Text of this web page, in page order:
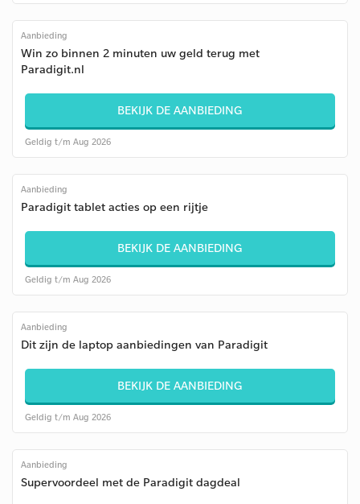
Aanbieding
Win zo binnen 2 minuten uw geld terug met
Paradigit.nl
BEKIJK DE AANBIEDING
Geldig t/m Aug 2026
Aanbieding
Paradigit tablet acties op een rijtje
BEKIJK DE AANBIEDING
Geldig t/m Aug 2026
Aanbieding
Dit zijn de laptop aanbiedingen van Paradigit
BEKIJK DE AANBIEDING
Geldig t/m Aug 2026
Aanbieding
Supervoordeel met de Paradigit dagdeal